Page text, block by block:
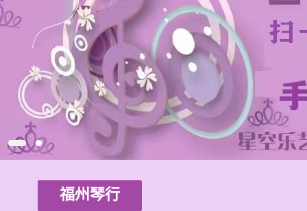
福州琴行